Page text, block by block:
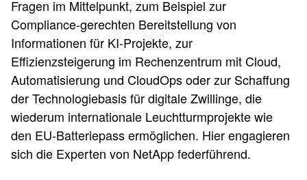
Fragen im Mittelpunkt, zum Beispiel zur
Compliance-gerechten Bereitstellung von
Informationen für KI-Projekte, zur
Effizienzsteigerung im Rechenzentrum mit Cloud,
Automatisierung und CloudOps oder zur Schaffung
der Technologiebasis für digitale Zwillinge, die
wiederum internationale Leuchtturmprojekte wie
den EU-Batteriepass ermöglichen. Hier engagieren
sich die Experten von NetApp federführend.